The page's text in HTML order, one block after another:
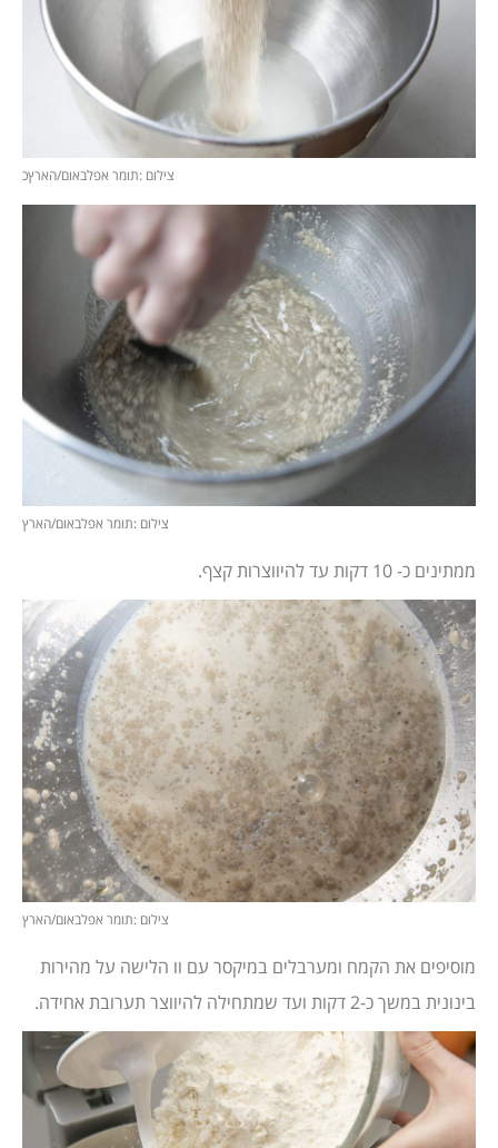
צילום :תומר אפלבאום/הארץכ
צילום :תומר אפלבאום/הארץ
ממתינים כ- 10 דקות עד להיווצרות קצף.
צילום :תומר אפלבאום/הארץ
מוסיפים את הקמח ומערבלים במיקסר עם וו הלישה על מהירות
בינונית במשך כ-2 דקות ועד שמתחילה להיווצר תערובת אחידה.